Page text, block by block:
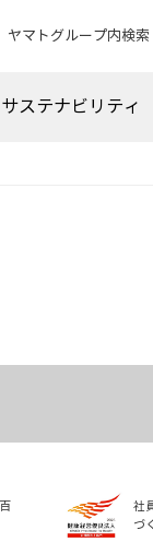
ヤマトグループ内検索
サステナビリティ
社
づ